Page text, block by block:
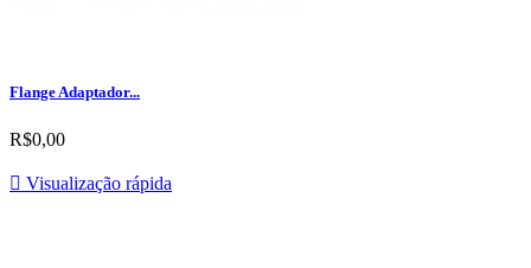
Flange Adaptador...
R$0,00
 Visualização rápida